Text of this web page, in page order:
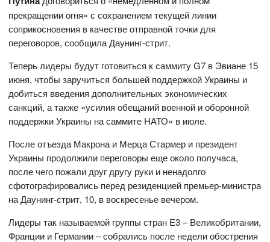
прекращении огня» с сохранением текущей линии
соприкосновения в качестве отправной точки для
переговоров, сообщила Даунинг-стрит.
Теперь лидеры будут готовиться к саммиту G7 в Эвиане 15
июня, чтобы заручиться большей поддержкой Украины и
добиться введения дополнительных экономических
санкций, а также «усилия обещаний военной и оборонной
поддержки Украины на саммите НАТО» в июле.
После отъезда Макрона и Мерца Стармер и президент
Украины продолжили переговоры еще около получаса,
после чего пожали друг другу руки и ненадолго
сфотографировались перед резиденцией премьер-министра
на Даунинг-стрит, 10, в воскресенье вечером.
Лидеры так называемой группы стран E3 – Великобритании,
Франции и Германии – собрались после недели обострения